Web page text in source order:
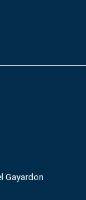
Gayardon